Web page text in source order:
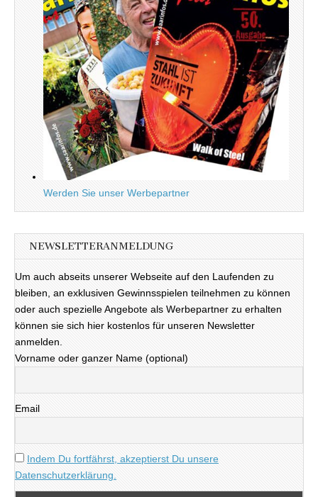
Werden Sie unser Werbepartner
NEWSLETTERANMELDUNG
Um auch abseits unserer Webseite auf den Laufenden zu
bleiben, an exklusiven Gewinnsspielen teilnehmen zu können
oder auch spezielle Angebote als Werbepartner zu erhalten
können sie sich hier kostenlos für unseren Newsletter
anmelden.
Vorname oder ganzer Name (optional)
Email
Indem Du fortfährst, akzeptierst Du unsere
Datenschutzerklärung.